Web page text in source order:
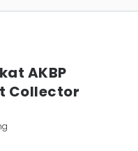
AKBP
Collector